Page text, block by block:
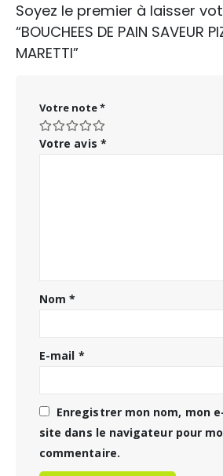
Soyez le premier à laisser
“BOUCHEES DE PAIN SAVEUR
MARETTI”
Votre note*
Votre avis *
Nom*
E-mail *
Enregistrer mon nom, mon
site dans le navigateur pour
commentaire.